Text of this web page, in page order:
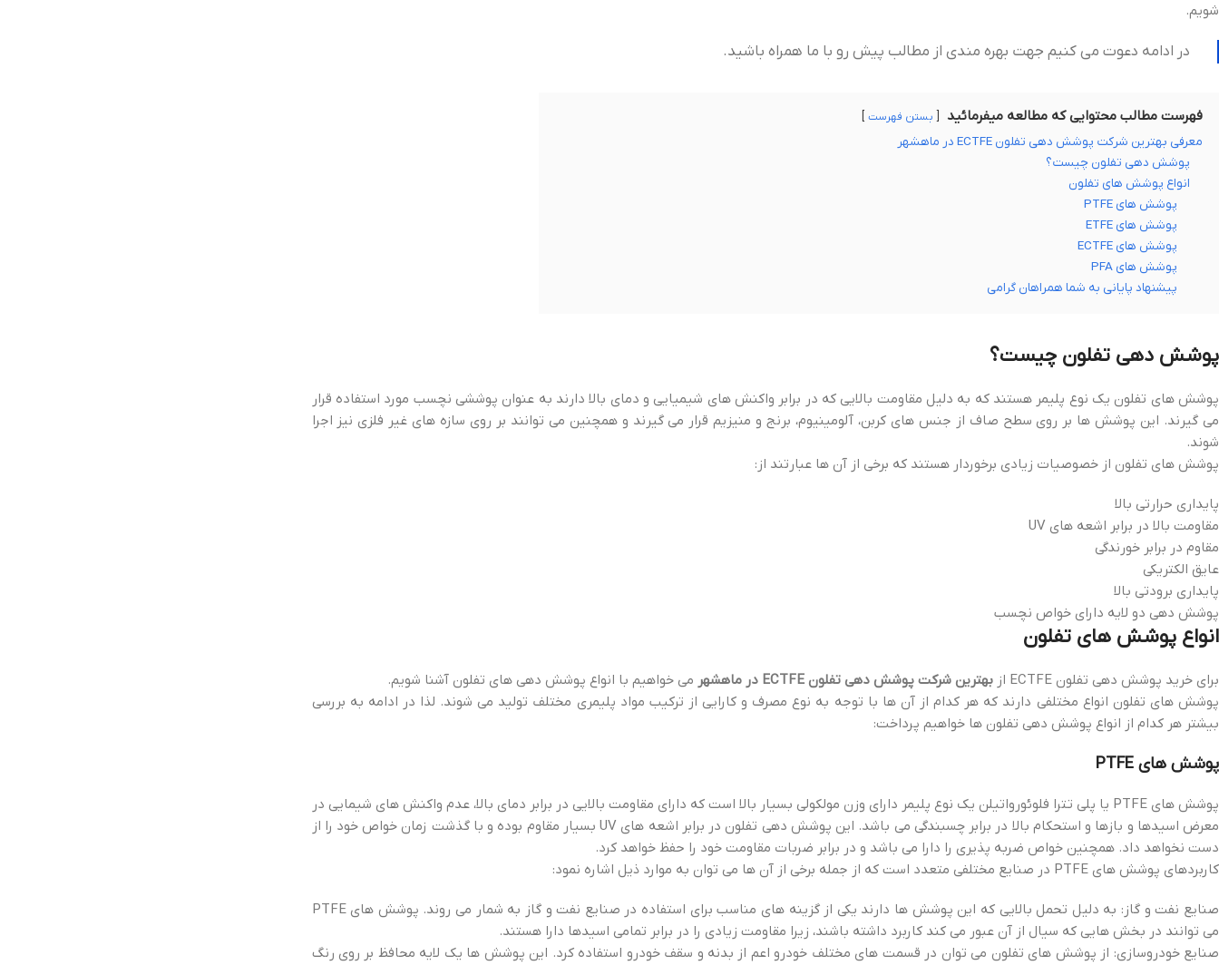
شویم.
در ادامه دعوت می کنیم جهت بهره مندی از مطالب پیش رو با ما همراه باشید.
فهرست مطالب محتوایی که مطالعه میفرمائید بستن فهرست
معرفی بهترین شرکت پوشش دهی تفلون ECTFE در ماهشهر
پوشش دهی تفلون چیست؟
انواع پوشش های تفلون
پوشش های PTFE
پوشش های ETFE
پوشش های ECTFE
پوشش های PFA
پیشنهاد پایانی به شما همراهان گرامی
پوشش دهی تفلون چیست؟
پوشش های تفلون یک نوع پلیمر هستند که به دلیل مقاومت بالایی که در برابر واکنش های شیمیایی و دمای بالا دارند به عنوان پوششی نچسب مورد استفاده قرار
می گیرند. این پوشش ها بر روی سطح صاف از جنس های کربن، آلومینیوم، برنج و منیزیم قرار می گیرند و همچنین می توانند بر روی سازه های غیر فلزی نیز اجرا
شوند.
پوشش های تفلون از خصوصیات زیادی برخوردار هستند که برخی از آن ها عبارتند از:
پایداری حرارتی بالا
مقاومت بالا در برابر اشعه های UV
مقاوم در برابر خورندگی
عایق الکتریکی
پایداری برودتی بالا
پوشش دهی دو لایه دارای خواص نچسب
انواع پوشش های تفلون
برای خرید پوشش دهی تفلون ECTFE از بهترین شرکت پوشش دهی تفلون ECTFE در ماهشهر
می خواهیم با انواع پوشش دهی های تفلون آشنا شویم.
پوشش های تفلون انواع مختلفی دارند که هر کدام از آن ها با توجه به نوع مصرف و کارایی از ترکیب مواد پلیمری مختلف تولید می شوند. لذا در ادامه به بررسی
بیشتر هر کدام از انواع پوشش دهی تفلون ها خواهیم پرداخت:
پوشش های PTFE
پوشش های PTFE یا پلی تترا فلوئورواتیلن یک نوع پلیمر دارای وزن مولکولی بسیار بالا است که دارای مقاومت بالایی در برابر دمای بالا، عدم واکنش های شیمایی در
معرض اسیدها و بازها و استحکام بالا در برابر چسبندگی می باشد. این پوشش دهی تفلون در برابر اشعه های UV بسیار مقاوم بوده و با گذشت زمان خواص خود را از
دست نخواهد داد. همچنین خواص ضربه پذیری را دارا می باشد و در برابر ضربات مقاومت خود را حفظ خواهد کرد.
کاربردهای پوشش های PTFE در صنایع مختلفی متعدد است که از جمله برخی از آن ها می توان به موارد ذیل اشاره نمود:
صنایع نفت و گاز: به دلیل تحمل بالایی که این پوشش ها دارند یکی از گزینه های مناسب برای استفاده در صنایع نفت و گاز به شمار می روند. پوشش های PTFE
می توانند در بخش هایی که سیال از آن عبور می کند کاربرد داشته باشند، زیرا مقاومت زیادی را در برابر تمامی اسیدها دارا هستند.
صنایع خودروسازی: از پوشش های تفلون می توان در قسمت های مختلف خودرو اعم از بدنه و سقف خودرو استفاده کرد. این پوشش ها یک لایه محافظ بر روی رنگ